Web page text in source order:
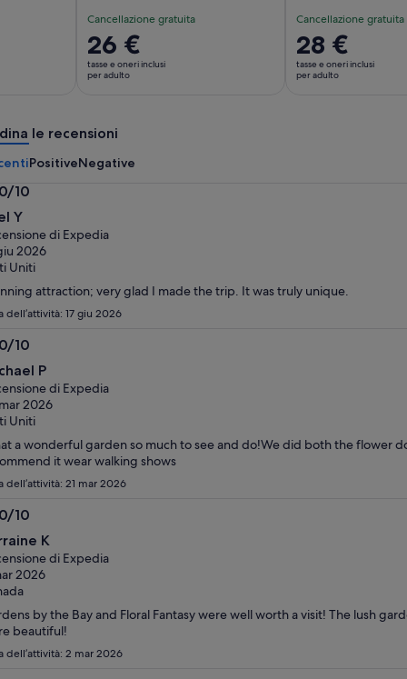
Cancellazione gratuita
Il
prezzo
è
adulto
26 €
tasse e oneri inclusi
per adulto
Cancellazione gratuita
Il
prezzo
è
28 €
tasse e oneri inclusi
per adulto
le recensioni
PositiveNegative
10
Y
di Expedia
2026
Uniti
attraction; very glad I made the trip. It was truly unique.
dell’attività: 17 giu 2026
10
P
di Expedia
2026
Uniti
a wonderful garden so much to see and do!We did both the flower
it wear walking shows
dell’attività: 21 mar 2026
10
K
di Expedia
2026
by the Bay and Floral Fantasy were well worth a visit! The lush
beautiful!
dell’attività: 2 mar 2026